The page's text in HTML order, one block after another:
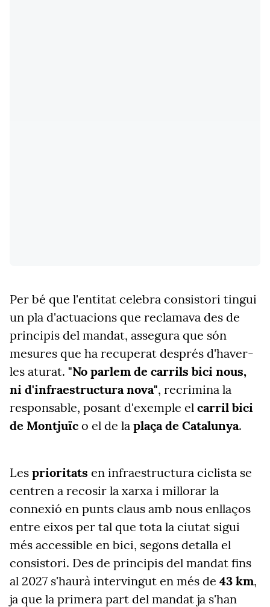
Per bé que l'entitat celebra consistori tingui
un pla d'actuacions que reclamava des de
principis del mandat, assegura que són
mesures que ha recuperat després d'haver-
les aturat. "No parlem de carrils bici nous,
ni d'infraestructura nova", recrimina la
responsable, posant d'exemple el carril bici
de Montjuïc o el de la plaça de Catalunya.
Les prioritats en infraestructura ciclista se
centren a recosir la xarxa i millorar la
connexió en punts claus amb nous enllaços
entre eixos per tal que tota la ciutat sigui
més accessible en bici, segons detalla el
consistori. Des de principis del mandat fins
al 2027 s'haurà intervingut en més de 43 km,
ja que la primera part del mandat ja s'han